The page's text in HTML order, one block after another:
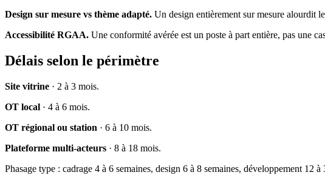
Design sur mesure vs thème adapté. Un design entièrement sur mesure alourdit
Accessibilité RGAA. Une conformité avérée est un poste à part entière, pas une
Délais selon le périmètre
Site vitrine · 2 à 3 mois.
OT local · 4 à 6 mois.
OT régional ou station · 6 à 10 mois.
Plateforme multi-acteurs · 8 à 18 mois.
Phasage type : cadrage 4 à 6 semaines, design 6 à 8 semaines, développement 12